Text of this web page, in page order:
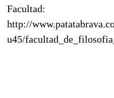
Facultad:
http://
u45/